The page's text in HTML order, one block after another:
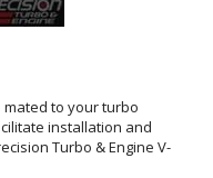
to your turbo
installation and
Turbo & Engine V-